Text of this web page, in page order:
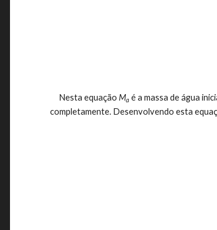
     Nesta equação
Ma é a massa de água
completamente. Desenvolvendo esta